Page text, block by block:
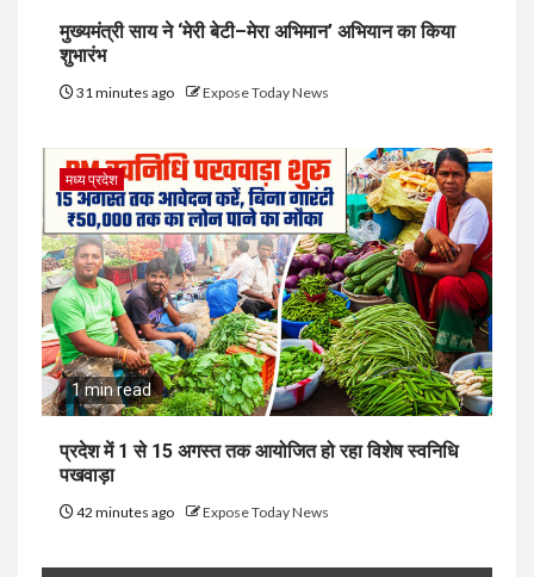
मुख्यमंत्री साय ने ‘मेरी बेटी–मेरा अभिमान’ अभियान का किया
शुभारंभ
31 minutes ago Expose Today News
मध्य प्रदेश
1 min read
प्रदेश में 1 से 15 अगस्त तक आयोजित हो रहा विशेष स्वनिधि
पखवाड़ा
42 minutes ago Expose Today News